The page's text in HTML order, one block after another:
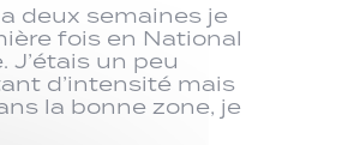
deux semaines je
fois en National
J’étais un peu
d’intensité mais
la bonne zone, je